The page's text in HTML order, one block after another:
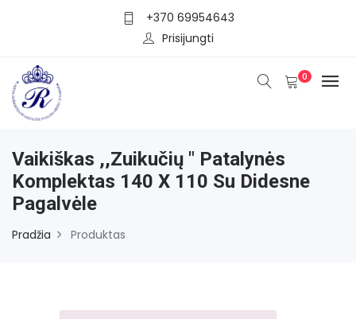
+370 69954643
Prisijungti
0
Vaikiškas ,,Zuikučių " Patalynės
Komplektas 140 X 110 Su Didesne
Pagalvėle
Pradžia Produktas